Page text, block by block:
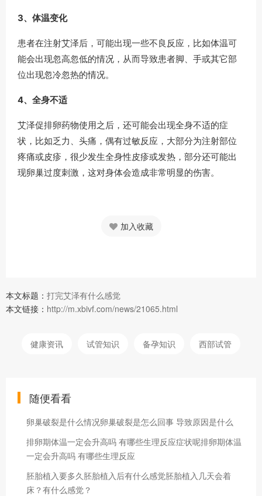
3、体温变化
患者在注射艾泽后，可能出现一些不良反应，比如体温可
能会出现忽高忽低的情况，从而导致患者脚、手或其它部
位出现忽冷忽热的情况。
4、全身不适
艾泽促排卵药物使用之后，还可能会出现全身不适的症
状，比如乏力、头痛，偶有过敏反应，大部分为注射部位
疼痛或皮疹，很少发生全身性皮疹或发热，部分还可能出
现卵巢过度刺激，这对身体会造成非常明显的伤害。
加入收藏
本文标题： 打完艾泽有什么感觉
本文链接： http://m.xbivf.com/news/21065.html
健康资讯 试管知识 备孕知识 西部试管
随便看看
卵巢破裂是什么情况卵巢破裂是怎么回事 导致原因是什么
排卵期体温一定会升高吗 有哪些生理反应症状呢排卵期体温
一定会升高吗 有哪些生理反应
胚胎植入要多久胚胎植入后有什么感觉胚胎植入几天会着
床？有什么感觉？